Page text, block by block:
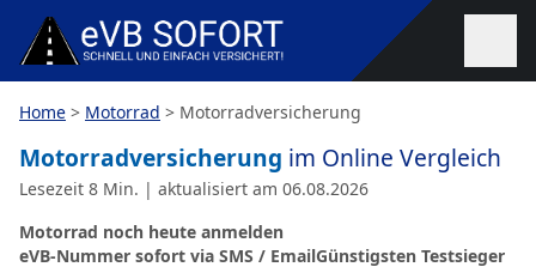
Zum Inhalt springen
Home > Motorrad > Motorradversicherung
Motorradversicherung im Online Vergleich
Lesezeit 8 Min. | aktualisiert am 06.08.2026
Motorrad noch heute anmelden
eVB-Nummer sofort via SMS / EmailGünstigsten Testsieger